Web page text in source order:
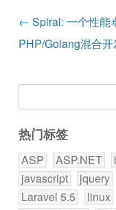
文章导航
← Spiral: 一个性能
PHP/Golang混合
索：
热门标签
ASP ASP.NET
javascript
jquery
Laravel 5.5
linux